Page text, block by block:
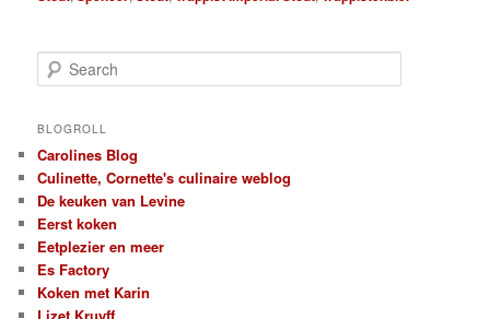
e
r
h
BLOGROLL
Carolines Blog
Culinette, Cornette's culinaire weblog
De keuken van Levine
Eerst koken
Eetplezier en meer
Es Factory
Koken met Karin